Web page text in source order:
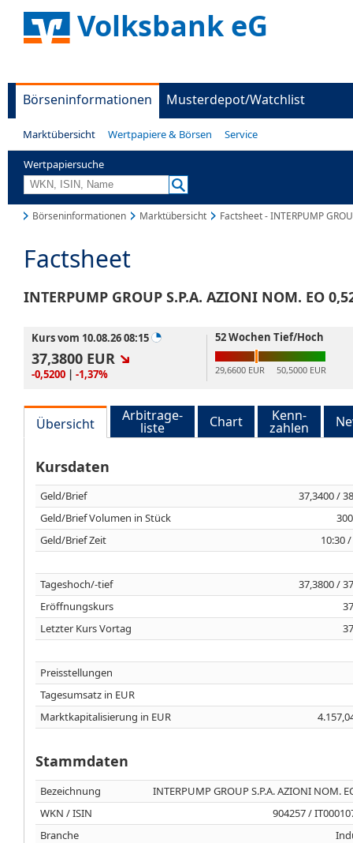
Volksbank eG
Börseninformationen Musterdepot/Watchlist
Marktübersicht Wertpapiere & Börsen Service
Wertpapiersuche
Börseninformationen Marktübersicht Factsheet - INTERPUMP
Factsheet
INTERPUMP GROUP S.P.A. AZIONI NOM. EO
Kurs vom 10.08.26 08:15
37,3800 EUR
-0,5200 | -1,37%
52 Wochen Tief/Hoch
29,6600 EUR 50,5000 EUR
Übersicht Arbitrage-
liste Chart Kenn-
zahlen
Kursdaten
Geld/Brief
37,3400 /
Geld/Brief Volumen in Stück
Geld/Brief Zeit
10:30
Tageshoch/-tief
37,3800 /
Eröffnungskurs
Letzter Kurs Vortag
Preisstellungen
Tagesumsatz in EUR
Marktkapitalisierung in EUR
Stammdaten
Bezeichnung
INTERPUMP GROUP S.P.A. AZIONI NOM.
WKN / ISIN
904257 /
Branche